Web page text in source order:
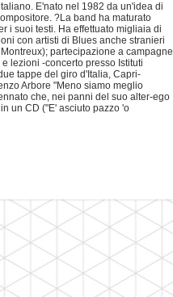
E'nato nel 1982 da un'idea di
?La band ha maturato
i suoi testi. Ha effettuato migliaia di
con artisti di Blues anche stranieri
partecipazione a campagne
lezioni -concerto presso Istituti
tappe del giro d'Italia, Capri-
Arbore "Meno siamo meglio
che, nei panni del suo alter-ego
un CD ("E' asciuto pazzo 'o